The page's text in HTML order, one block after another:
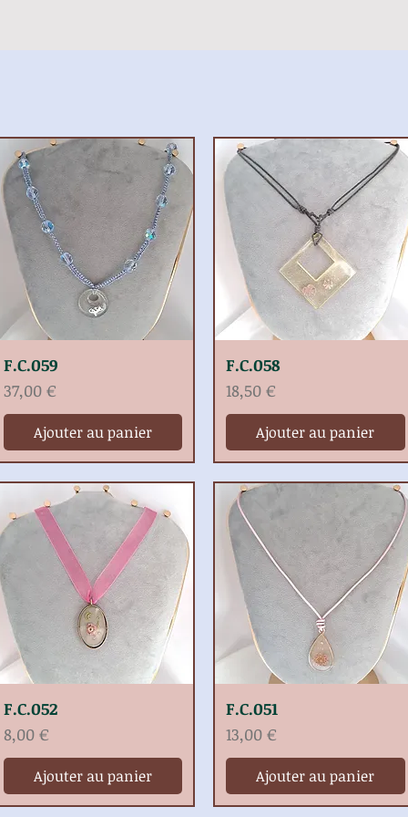
F.C.059
Prix
37,00 €
Ajouter au panier
F.C.058
Prix
18,50 €
Ajouter au panier
F.C.052
Prix
8,00 €
Ajouter au panier
F.C.051
Prix
13,00 €
Ajouter au panier